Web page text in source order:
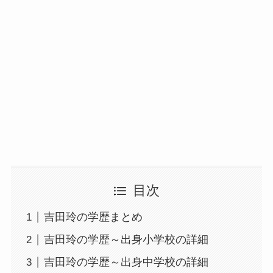
目次
吉田玲の学歴まとめ
吉田玲の学歴～出身小学校の詳細
吉田玲の学歴～出身中学校の詳細